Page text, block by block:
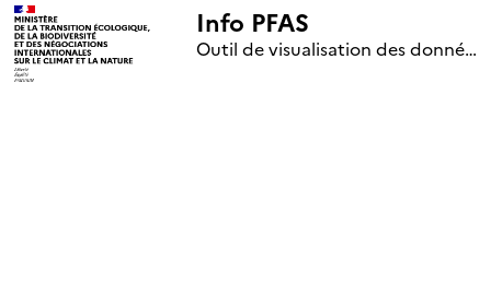
Info PFAS
Outil de visualisation des données nationales de surveillance des substances PFAS (mise à jour le 1er jour de chaque mois)
+
–